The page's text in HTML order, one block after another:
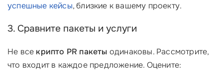
успешные кейсы, близкие к вашему проекту.
3. Сравните пакеты и услуги
Не все крипто PR пакеты одинаковы. Рассмотрите,
что входит в каждое предложение. Оцените: